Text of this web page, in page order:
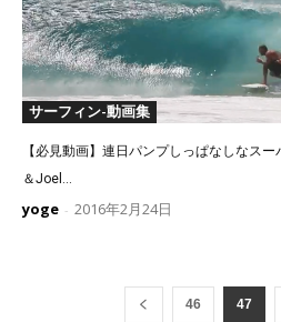
サーフィン-動画集
【必見動画】連日パンプしっぱなしなス
＆Joel...
yoge - 2016年2月24日
46 47